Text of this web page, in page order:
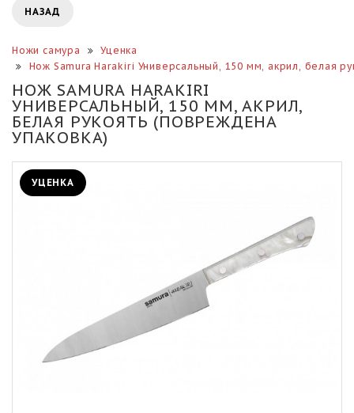
НАЗАД
Ножи самура
Уценка
Нож Samura Harakiri Универсальный, 150 мм, акрил, белая
НОЖ SAMURA HARAKIRI
УНИВЕРСАЛЬНЫЙ, 150 ММ, АКРИЛ,
БЕЛАЯ РУКОЯТЬ (ПОВРЕЖДЕНА
УПАКОВКА)
УЦЕНКА